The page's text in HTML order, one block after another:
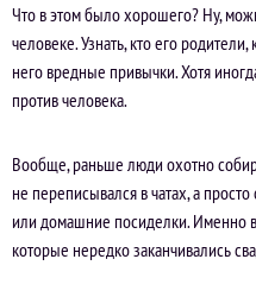
Что в этом было хорошего? Ну,
человеке. Узнать, кто его
него вредные привычки. Хотя
против человека.
Вообще, раньше люди охотно
не переписывался в чатах, а
или домашние посиделки. Именно
которые нередко заканчивались